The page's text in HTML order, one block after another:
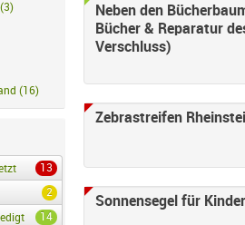
(3) Themenübergreifend Filter anwenden
& Natur Filter anwenden
Filter anwenden
(16)
13
abgelehnt/nicht umgesetzt Filter anwenden
2
Filter anwenden
14
umgesetzt/inhaltlich erledigt Filter anwenden
Neben den
Bücher & Reparatur
Verschluss)
Zebrastreifen
Sonnensegel für